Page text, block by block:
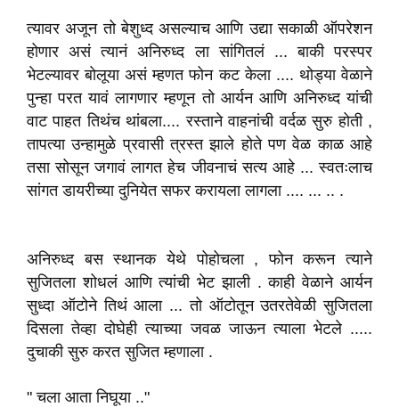
त्यावर अजून तो बेशुध्द असल्याच आणि उद्या सकाळी ऑपरेशन
होणार असं त्यानं अनिरुध्द ला सांगितलं ... बाकी परस्पर
भेटल्यावर बोलूया असं म्हणत फोन कट केला .... थोड्या वेळाने
पुन्हा परत यावं लागणार म्हणून तो आर्यन आणि अनिरुध्द यांची
वाट पाहत तिथंच थांबला.... रस्ताने वाहनांची वर्दळ सुरु होती ,
तापत्या उन्हामुळे प्रवासी त्रस्त झाले होते पण वेळ काळ आहे
तसा सोसून जगावं लागत हेच जीवनाचं सत्य आहे ... स्वतःलाच
सांगत डायरीच्या दुनियेत सफर करायला लागला .... ... .. .
अनिरुध्द बस स्थानक येथे पोहोचला , फोन करून त्याने
सुजितला शोधलं आणि त्यांची भेट झाली . काही वेळाने आर्यन
सुध्दा ऑटोने तिथं आला ... तो ऑटोतून उतरतेवेळी सुजितला
दिसला तेव्हा दोघेही त्याच्या जवळ जाऊन त्याला भेटले .....
दुचाकी सुरु करत सुजित म्हणाला .
" चला आता निघूया .."